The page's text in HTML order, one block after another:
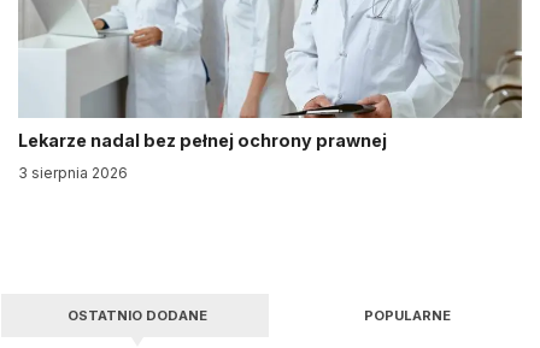
Lekarze nadal bez pełnej ochrony prawnej
3 sierpnia 2026
OSTATNIO DODANE POPULARNE